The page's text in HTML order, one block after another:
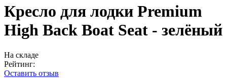
Кресло для лодки Premium
High Back Boat Seat - зелёный
На складе
Рейтинг:
Оставить отзыв